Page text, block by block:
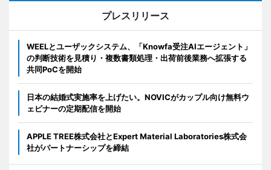
プレスリリース
WEELとユーザックシステム、「Knowfa受注AIエージェント」
の判断技術を見積り・複数書類処理・出荷前後業務へ拡張する
共同PoCを開始
日本の結婚式実施率を上げたい。NOVICがカップル向け無料ウ
ェビナーの定期配信を開始
APPLE TREE株式会社とExpert Material Laboratories株式会
社がパートナーシップを締結